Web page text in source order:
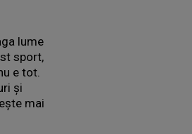
lume
sport,
e tot.
și
mai